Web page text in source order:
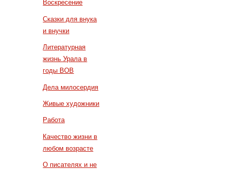
Воскресение
Сказки для внука
и внучки
Литературная
жизнь Урала в
годы ВОВ
Дела милосердия
Живые художники
Работа
Качество жизни в
любом возрасте
О писателях и не